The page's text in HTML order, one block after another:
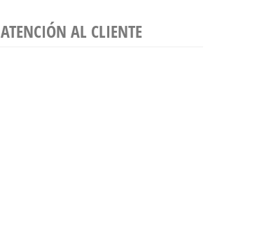
ATENCIÓN AL CLIENTE